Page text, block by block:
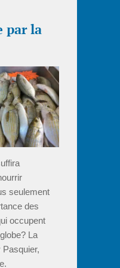
par la
seulement
des
occupent
La